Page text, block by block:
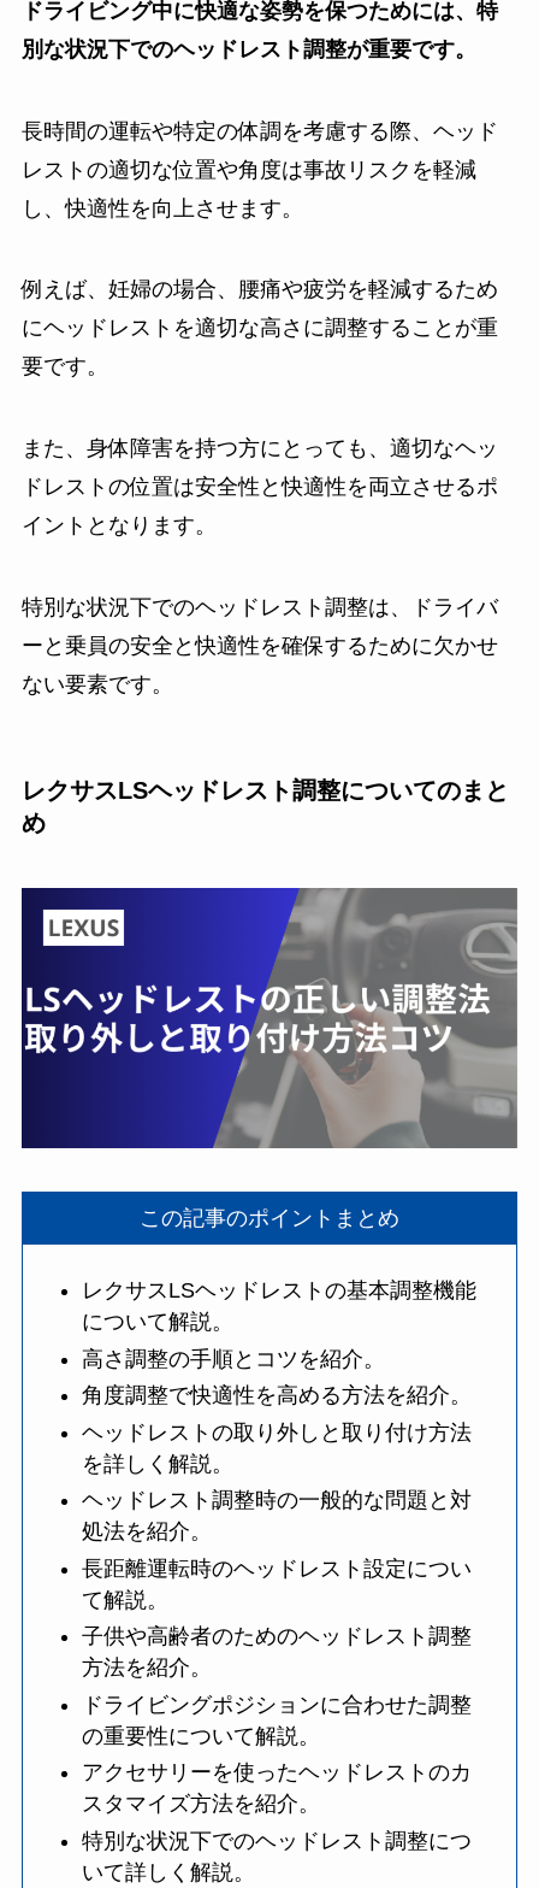
ドライビング中に快適な姿勢を保つためには、特
別な状況下でのヘッドレスト調整が重要です。
長時間の運転や特定の体調を考慮する際、ヘッド
レストの適切な位置や角度は事故リスクを軽減
し、快適性を向上させます。
例えば、妊婦の場合、腰痛や疲労を軽減するため
にヘッドレストを適切な高さに調整することが重
要です。
また、身体障害を持つ方にとっても、適切なヘッ
ドレストの位置は安全性と快適性を両立させるポ
イントとなります。
特別な状況下でのヘッドレスト調整は、ドライバ
ーと乗員の安全と快適性を確保するために欠かせ
ない要素です。
レクサスLSヘッドレスト調整についてのまと
め
この記事のポイントまとめ
レクサスLSヘッドレストの基本調整機能
について解説。
高さ調整の手順とコツを紹介。
角度調整で快適性を高める方法を紹介。
ヘッドレストの取り外しと取り付け方法
を詳しく解説。
ヘッドレスト調整時の一般的な問題と対
処法を紹介。
長距離運転時のヘッドレスト設定につい
て解説。
子供や高齢者のためのヘッドレスト調整
方法を紹介。
ドライビングポジションに合わせた調整
の重要性について解説。
アクセサリーを使ったヘッドレストのカ
スタマイズ方法を紹介。
特別な状況下でのヘッドレスト調整につ
いて詳しく解説。